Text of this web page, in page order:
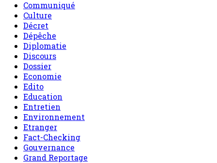
Communiqué
Culture
Décret
Dépêche
Diplomatie
Discours
Dossier
Economie
Edito
Education
Entretien
Environnement
Etranger
Fact-Checking
Gouvernance
Grand Reportage